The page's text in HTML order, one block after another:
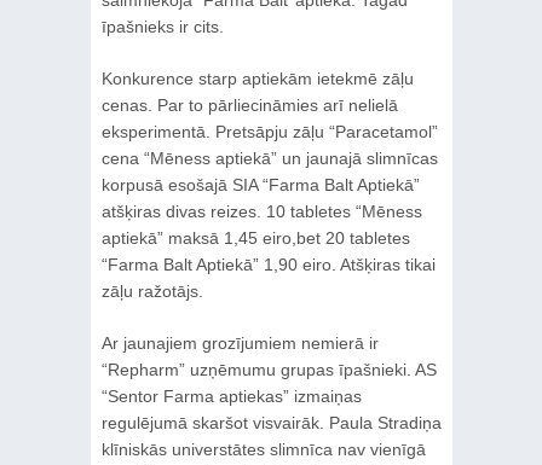
īpašnieks ir cits.
Konkurence starp aptiekām ietekmē zāļu
cenas. Par to pārliecināmies arī nelielā
eksperimentā. Pretsāpju zāļu “Paracetamol”
cena “Mēness aptiekā” un jaunajā slimnīcas
korpusā esošajā SIA “Farma Balt Aptiekā”
atšķiras divas reizes. 10 tabletes “Mēness
aptiekā” maksā 1,45 eiro,bet 20 tabletes
“Farma Balt Aptiekā” 1,90 eiro. Atšķiras tikai
zāļu ražotājs.
Ar jaunajiem grozījumiem nemierā ir
“Repharm” uzņēmumu grupas īpašnieki. AS
“Sentor Farma aptiekas” izmaiņas
regulējumā skaršot visvairāk. Paula Stradiņa
klīniskās universtātes slimnīca nav vienīgā